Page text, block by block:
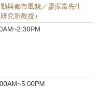
與都市風貌／廖振富先生
究所教授）